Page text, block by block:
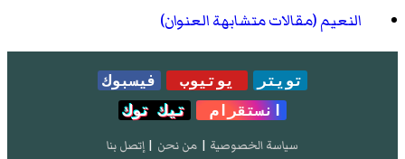
النعيم (مقالات متشابهة العنوان)
تويتر يوتيوب
فيسبوك
انستقرام
تيك توك
سياسة الخصوصية | من نحن | إتصل بنا